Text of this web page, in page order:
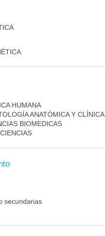
HUMANA
ANATÓMICA Y CLÍNICA
BIOMEDICAS
secundarias